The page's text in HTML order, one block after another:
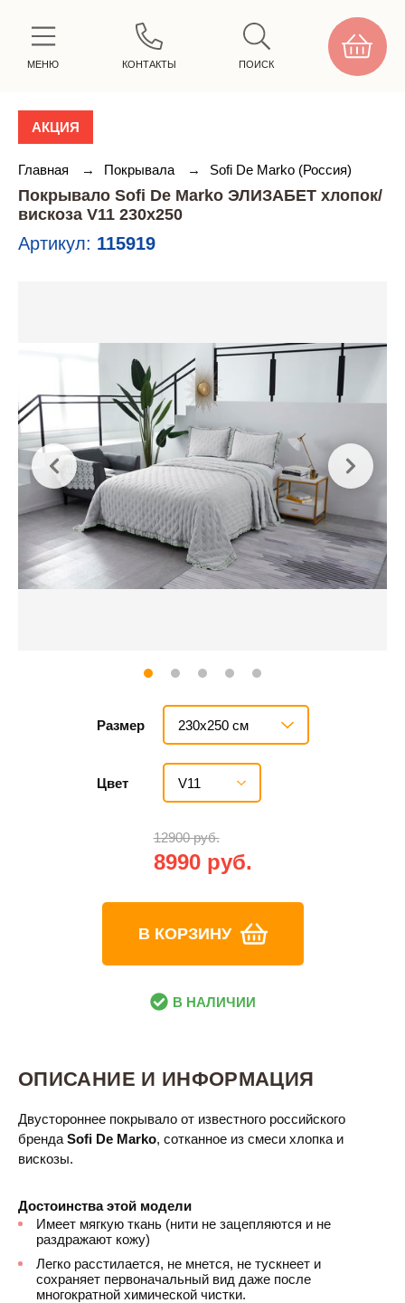
МЕНЮ КОНТАКТЫ ПОИСК
АКЦИЯ
Главная → Покрывала → Sofi De Marko (Россия)
Покрывало Sofi De Marko ЭЛИЗАБЕТ хлопок/
вискоза V11 230х250
Артикул: 115919
Размер 230х250 см
Цвет V11
12900 руб.
8990 руб.
В КОРЗИНУ
В НАЛИЧИИ
ОПИСАНИЕ И ИНФОРМАЦИЯ
Двустороннее покрывало от известного российского
бренда Sofi De Marko, сотканное из смеси хлопка и
вискозы.
Достоинства этой модели
Имеет мягкую ткань (нити не зацепляются и не
раздражают кожу)
Легко расстилается, не мнется, не тускнеет и
сохраняет первоначальный вид даже после
многократной химической чистки.